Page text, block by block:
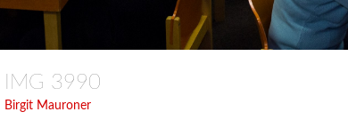
IMG 3990
Birgit Mauroner